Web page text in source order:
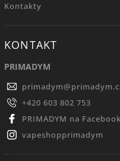
Kontakty
KONTAKT
PRIMADYM
primadym@
+420 603 802 753
PRIMADYM na
vapeshopprimadym